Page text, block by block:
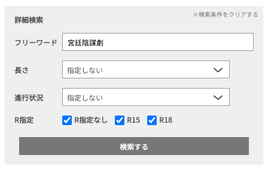
詳細検索
×検索条件をクリアする
フリーワード
長さ
進行状況
R指定 R指定なし R15 R18